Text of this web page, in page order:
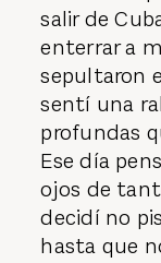
salir de
enterrar a
sepultaron
sentí una
profundas
Ese día
ojos de
decidí no
hasta que